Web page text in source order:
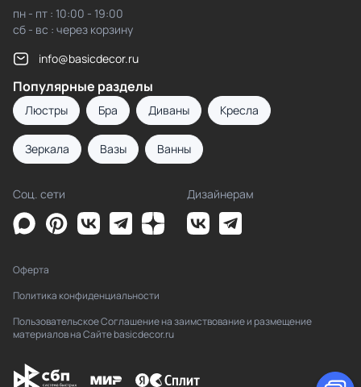
пн - пт : 10:00 - 19:00
сб - вс : через корзину
info@basicdecor.ru
Популярные разделы
Люстры Бра Диваны Кресла
Зеркала Вазы Ванны
Соц. сети Дизайнерам
Оферта
Политика конфиденциальности
Пользовательское Соглашение на заимствование и размещение
материалов на Сайте basicdecor.ru